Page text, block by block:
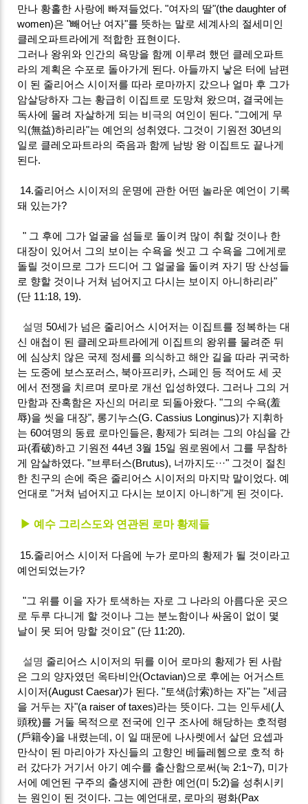
만나 황홀한 사랑에 빠져들었다. "여자의 딸"(the daughter of
women)은 "빼어난 여자"를 뜻하는 말로 세계사의 절세미인
클레오파트라에게 적합한 표현이다.
그러나 왕위와 인간의 욕망을 함께 이루려 했던 클레오파트
라의 계획은 수포로 돌아가게 된다. 아들까지 낳은 터에 남편
이 된 줄리어스 시이저를 따라 로마까지 갔으나 얼마 후 그가
암살당하자 그는 황급히 이집트로 도망쳐 왔으며, 결국에는
독사에 몰려 자살하게 되는 비극의 여인이 된다. "그에게 무
익(無益)하리라"는 예언의 성취였다. 그것이 기원전 30년의
일로 클레오파트라의 죽음과 함께 남방 왕 이집트도 끝나게
된다.
14.줄리어스 시이저의 운명에 관한 어떤 놀라운 예언이 기록
돼 있는가?
" 그 후에 그가 얼굴을 섬들로 돌이켜 많이 취할 것이나 한
대장이 있어서 그의 보이는 수욕을 씻고 그 수욕을 그에게로
돌릴 것이므로 그가 드디어 그 얼굴을 돌이켜 자기 땅 산성들
로 향할 것이나 거쳐 넘어지고 다시는 보이지 아니하리라"
(단 11:18, 19).
설명 50세가 넘은 줄리어스 시어저는 이집트를 정복하는 대
신 애첩이 된 클레오파트라에게 이집트의 왕위를 물려준 뒤
에 심상치 않은 국제 정세를 의식하고 해안 길을 따라 귀국하
는 도중에 보스포러스, 북아프리카, 스페인 등 적어도 세 곳
에서 전쟁을 치르며 로마로 개선 입성하였다. 그러나 그의 거
만함과 잔혹함은 자신의 머리로 되돌아왔다. "그의 수욕(羞
辱)을 씻을 대장", 롱기누스(G. Cassius Longinus)가 지휘하
는 60여명의 동료 로마인들은, 황제가 되려는 그의 야심을 간
파(看破)하고 기원전 44년 3월 15일 원로원에서 그를 무참하
게 암살하였다. "브루터스(Brutus), 너까지도···" 그것이 절친
한 친구의 손에 죽은 줄리어스 시이저의 마지막 말이었다. 예
언대로 "거쳐 넘어지고 다시는 보이지 아니하"게 된 것이다.
▶ 예수 그리스도와 연관된 로마 황제들
15.줄리어스 시이저 다음에 누가 로마의 황제가 될 것이라고
예언되었는가?
"그 위를 이을 자가 토색하는 자로 그 나라의 아름다운 곳으
로 두루 다니게 할 것이나 그는 분노함이나 싸움이 없이 몇
날이 못 되어 망할 것이요" (단 11:20).
설명 줄리어스 시이저의 뒤를 이어 로마의 황제가 된 사람
은 그의 양자였던 옥타비안(Octavian)으로 후에는 어거스트
시이저(August Caesar)가 된다. "토색(討索)하는 자"는 "세금
을 거두는 자"(a raiser of taxes)라는 뜻이다. 그는 인두세(人
頭稅)를 거둘 목적으로 전국에 인구 조사에 해당하는 호적령
(戶籍令)을 내렸는데, 이 일 때문에 나사렛에서 살던 요셉과
만삭이 된 마리아가 자신들의 고향인 베들레헴으로 호적 하
러 갔다가 거기서 아기 예수를 출산함으로써(눅 2:1~7), 미가
서에 예언된 구주의 출생지에 관한 예언(미 5:2)을 성취시키
는 원인이 된 것이다. 그는 예언대로, 로마의 평화(Pax